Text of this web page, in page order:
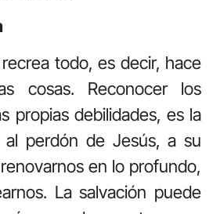
todo, es decir, hace
cosas. Reconocer los
propias debilidades, es la
perdón de Jesús, a su
en lo profundo,
La salvación puede